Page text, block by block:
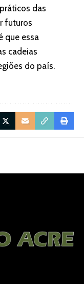
das
futuros
que essa
cadeias
do país.